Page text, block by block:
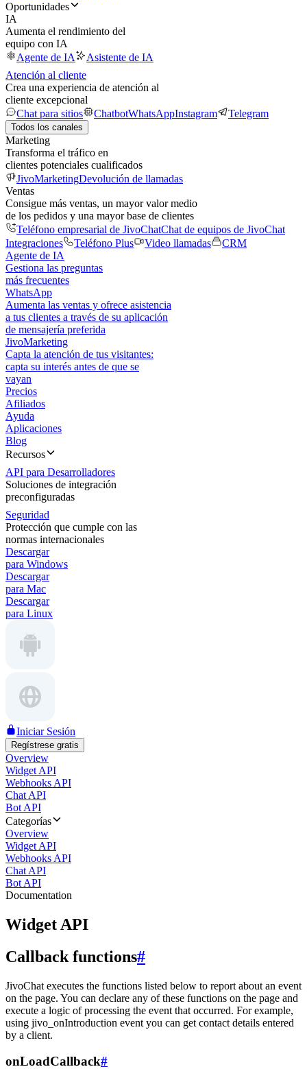
Oportunidades
IA
Aumenta el rendimiento del
equipo con IA
Agente de IA
Asistente de IA
Atención al cliente
Crea una experiencia de atención al
cliente excepcional
Chat para sitios
ChatbotWhatsAppInstagram Telegram
Todos los canales
Marketing
Transforma el tráfico en
clientes potenciales cualificados
JivoMarketingDevolución de llamadas
Ventas
Consigue más ventas, un mayor valor medio
de los pedidos y una mayor base de clientes
Teléfono empresarial de JivoChatChat de equipos de JivoChat
Integraciones
Teléfono Plus Video llamadas
CRM
Agente de IA
Gestiona las preguntas
más frecuentes
WhatsApp
Aumenta las ventas y ofrece asistencia
a tus clientes a través de su aplicación
de mensajería preferida
JivoMarketing
Capta la atención de tus visitantes:
capta su interés antes de que se
vayan
Precios
Afiliados
Ayuda
Aplicaciones
Blog
Recursos
API para Desarrolladores
Soluciones de integración
preconfiguradas
Seguridad
Protección que cumple con las
normas internacionales
Descargar
para Windows
Descargar
para Mac
Descargar
para Linux
Iniciar Sesión
Regístrese gratis
Overview
Widget API
Webhooks API
Chat API
Bot API
Categorías
Overview
Widget API
Webhooks API
Chat API
Bot API
Documentation
Widget API
Callback functions#
JivoChat executes the functions listed below to report about an event
on the page. You can declare any of these functions on the page and
execute a logic of processing the event that occurred. For example,
using jivo_onIntroduction event you can get contact details entered
by a client.
onLoadCallback#